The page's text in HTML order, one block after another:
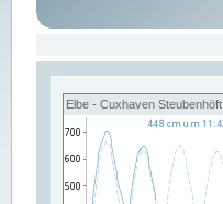
Elbe - Cuxhaven Steubenhöft